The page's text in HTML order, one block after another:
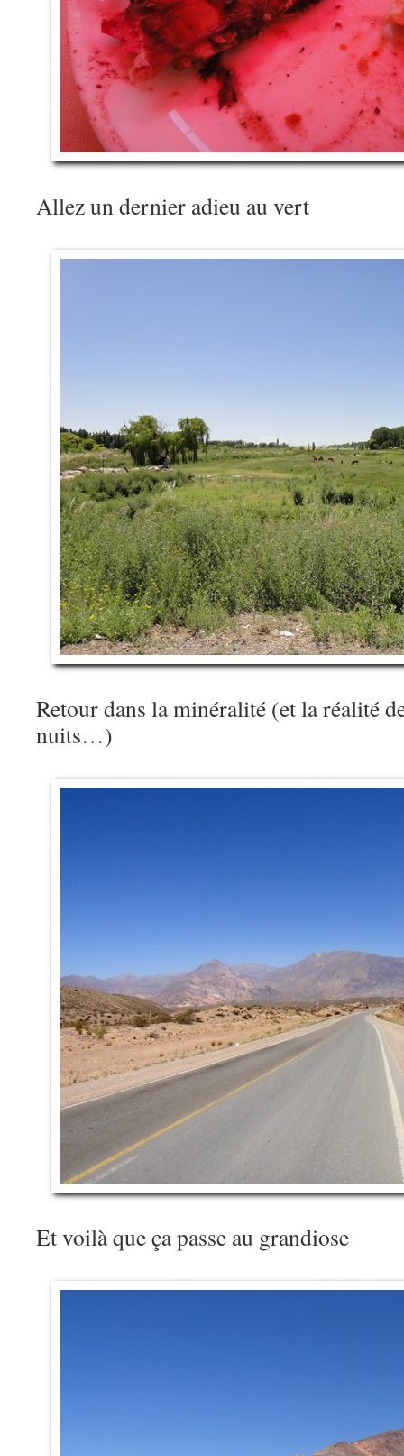
Allez un dernier adieu au vert
Retour dans la minéralité (et la réalité
nuits…)
Et voilà que ça passe au grandiose